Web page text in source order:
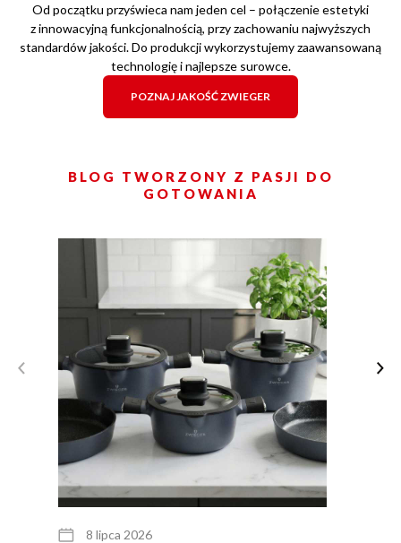
Od początku przyświeca nam jeden cel – połączenie estetyki
z innowacyjną funkcjonalnością, przy zachowaniu najwyższych
standardów jakości. Do produkcji wykorzystujemy zaawansowaną
technologię i najlepsze surowce.
POZNAJ JAKOŚĆ ZWIEGER
BLOG TWORZONY Z PASJI DO
GOTOWANIA
8 lipca 2026